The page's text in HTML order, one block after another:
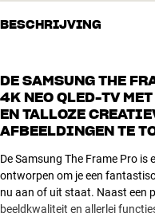
BESCHRIJVING
DE SAMSUNG THE
4K NEO QLED-TV
EN TALLOZE
AFBEELDINGEN TE
De Samsung The Frame Pro is
ontworpen om je een
nu aan of uit staat. Naast een
beeldkwaliteit en allerlei